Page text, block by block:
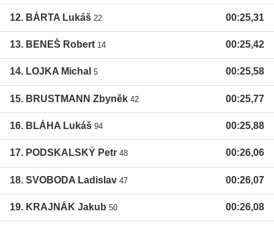
12. BÁRTA Lukáš 22 00:25,31
13. BENEŠ Robert 14 00:25,42
14. LOJKA Michal 5 00:25,58
15. BRUSTMANN Zbyněk 42 00:25,77
16. BLÁHA Lukáš 94 00:25,88
17. PODSKALSKÝ Petr 48 00:26,06
18. SVOBODA Ladislav 47 00:26,07
19. KRAJNÁK Jakub 50 00:26,08